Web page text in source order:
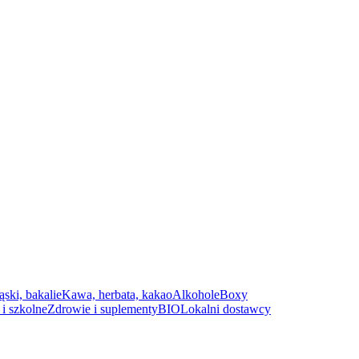
bakalieKawa, herbata, kakaoAlkoholeBoxy
szkolneZdrowie i suplementyBIOLokalni dostawcy